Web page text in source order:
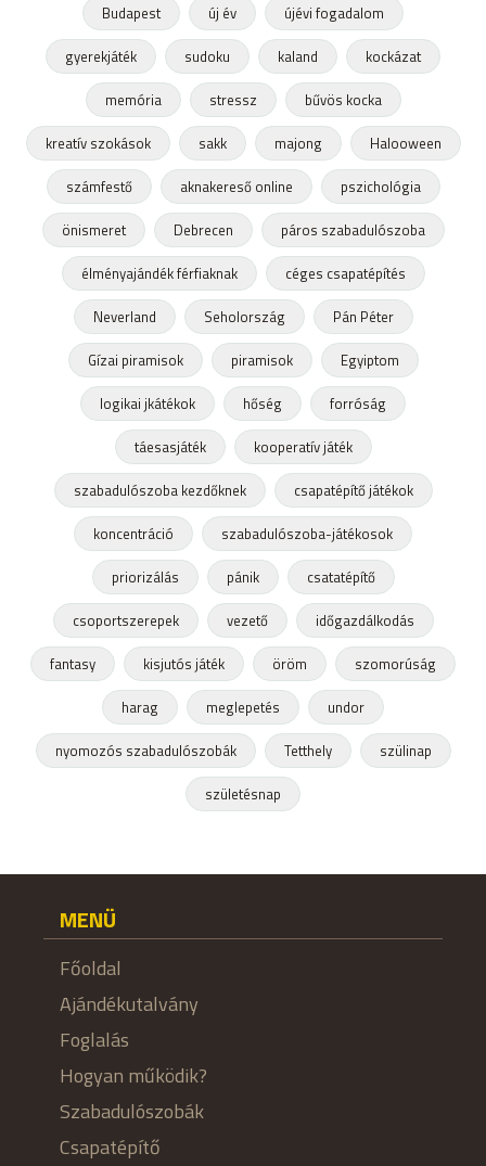
Budapest
új év
újévi fogadalom
gyerekjáték
sudoku kaland
kockázat
memória
stressz
bűvös kocka
kreatív szokások
sakk majong
Halooween
számfestő
aknakereső online
pszichológia
önismeret
Debrecen
páros szabadulószoba
élményajándék férfiaknak
céges csapatépítés
Neverland
Seholország
Pán Péter
Gízai piramisok
piramisok
Egyiptom
logikai jkátékok
hőség
forróság
táesasjáték
kooperatív játék
szabadulószoba kezdőknek
csapatépítő játékok
koncentráció
szabadulószoba-játékosok
priorizálás
pánik
csatatépítő
csoportszerepek
vezető
időgazdálkodás
fantasy
kisjutós játék öröm
szomorúság
harag
meglepetés
undor
nyomozós szabadulószobák
Tetthely
szülinap
születésnap
MENÜ
Főoldal
Ajándékutalvány
Foglalás
Hogyan működik?
Szabadulószobák
Csapatépítő